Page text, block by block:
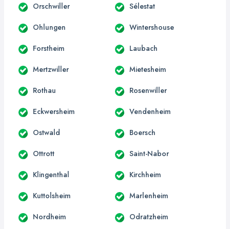
Orschwiller Sélestat
Ohlungen Wintershouse
Forstheim Laubach
Mertzwiller Mietesheim
Rothau Rosenwiller
Eckwersheim Vendenheim
Ostwald Boersch
Ottrott Saint-Nabor
Klingenthal Kirchheim
Kuttolsheim Marlenheim
Nordheim Odratzheim